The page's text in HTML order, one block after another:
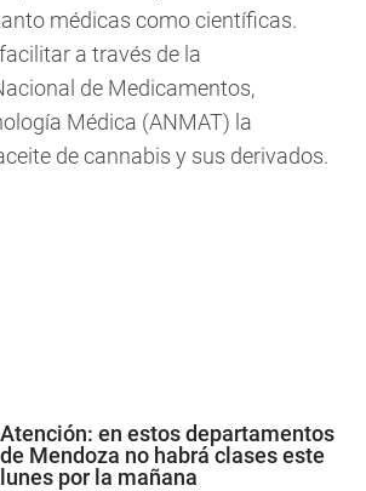
médicas como científicas.
a través de la
de Medicamentos,
Médica (ANMAT) la
de cannabis y sus derivados.
Atención: en estos departamentos
de Mendoza no habrá clases este
lunes por la mañana